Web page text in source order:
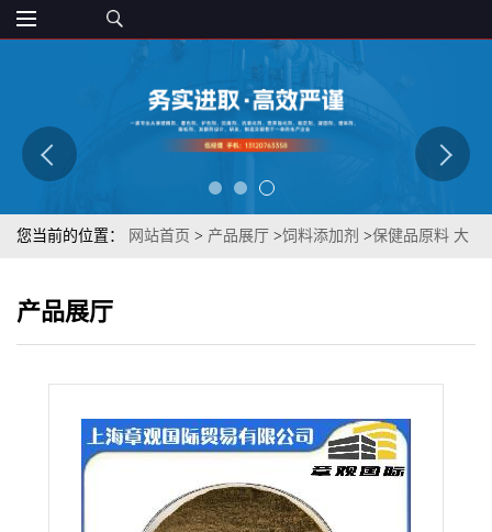
您当前的位置： 网站首页 > 产品展厅 >饲料添加剂 >保健品原料 大
产品展厅